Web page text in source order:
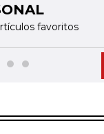
favoritos